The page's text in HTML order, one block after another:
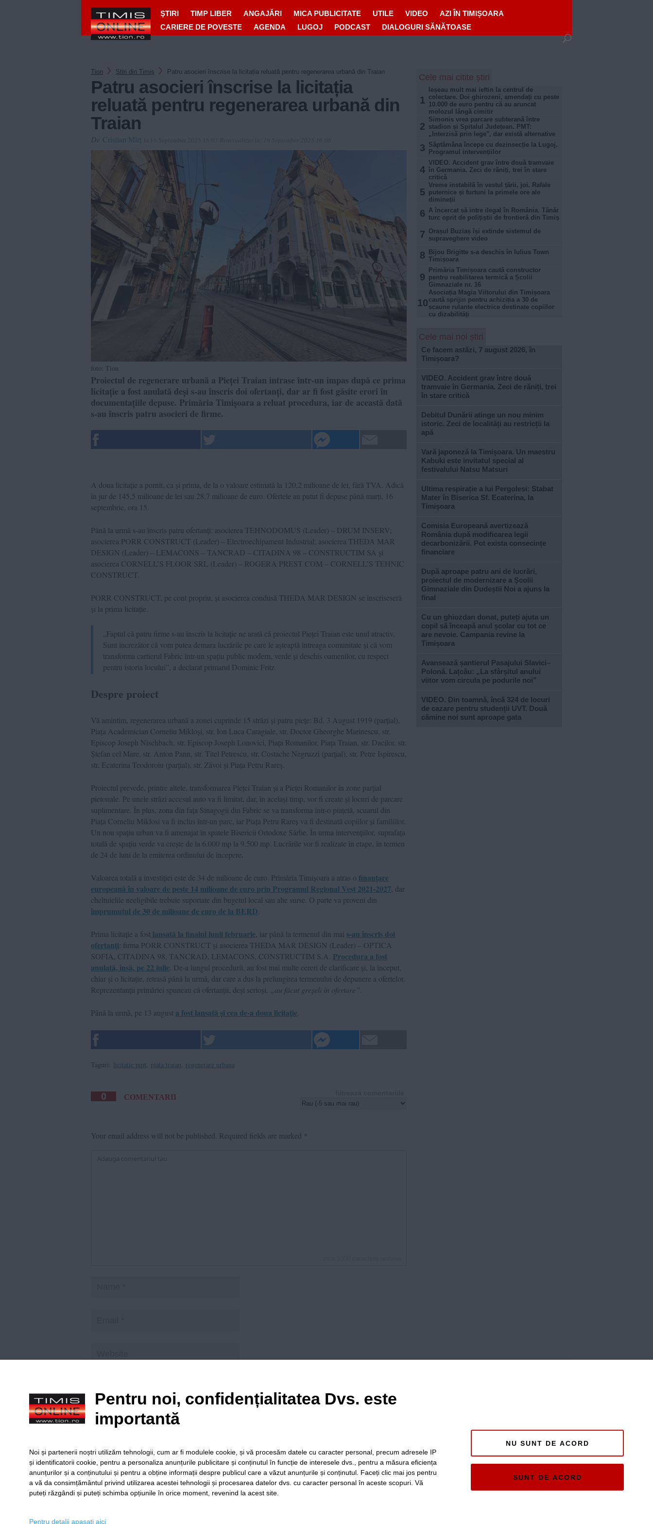
ŞTIRI TIMP LIBER ANGAJĂRI MICA PUBLICITATE UTILE VIDEO
AZI ÎN TIMIȘOARA
CARIERE DE POVESTE
AGENDA LUGOJ PODCAST DIALOGURI SĂNĂTOASE
Tion Ştiri din Timiș Patru asocieri înscrise la licitația reluată pentru regenerarea urbană din Traian
Patru asocieri înscrise la licitația
reluată pentru regenerarea urbană din
Traian
Cristian Mîrț
foto: Tion
Proiectul de regenerare urbană a Pieței Traian intrase într-un impas după ce prima
licitație a fost anulată deși s-au înscris doi ofertanți, dar ar fi fost găsite erori în
documentațiile depuse. Primăria Timișoara a reluat procedura, iar de această dată
s-au înscris patru asocieri de firme.
A doua licitație a pornit, ca și prima, de la o valoare estimată la 120,2 milioane de lei, fără TVA. Adică
în jur de 145,5 milioane de lei sau 28,7 milioane de euro. Ofertele au putut fi depuse până marți, 16
septembrie, ora 15.
Până la urmă s-au înscris patru ofertanți: asocierea TEHNODOMUS (Leader) – DRUM INSERV;
asocierea PORR CONSTRUCT (Leader) – Electroechipament Industrial; asocierea THEDA MAR
DESIGN (Leader) – LEMACONS – TANCRAD – CITADINA 98 – CONSTRUCTIM SA și
asocierea CORNELL’S FLOOR SRL (Leader) – ROGERA PREST COM – CORNELL’S TEHNIC
CONSTRUCT.
PORR CONSTRUCT, pe cont propriu, și asocierea condusă THEDA MAR DESIGN se înscriseseră
și la prima licitație.
„Faptul că patru firme s-au înscris la licitație ne arată că proiectul Pieței Traian este unul atractiv.
Sunt încrezător că vom putea demara lucrările pe care le așteaptă întreaga comunitate și că vom
transforma cartierul Fabric într-un spațiu public modern, verde și deschis oamenilor, cu respect
pentru istoria locului”, a declarat primarul Dominic Fritz.
Despre proiect
Vă amintim, regenerarea urbană a zonei cuprinde 15 străzi și patru piețe: Bd. 3 August 1919 (parțial),
Piața Academician Corneliu Mikloși, str. Ion Luca Caragiale, str. Doctor Gheorghe Marinescu, str.
Episcop Joseph Nischbach, str. Episcop Joseph Lonovici, Piața Romanilor, Piața Traian, str. Dacilor, str.
Ștefan cel Mare, str. Anton Pann, str. Titel Petrescu, str. Costache Negruzzi (parțial), str. Petre Ispirescu,
str. Ecaterina Teodoroiu (parțial), str. Zăvoi și Piața Petru Rareș.
Proiectul prevede, printre altele, transformarea Pieței Traian și a Pieței Romanilor în zone parțial
pietonale. Pe unele străzi accesul auto va fi limitat, dar, în același timp, vor fi create și locuri de parcare
suplimentare. În plus, zona din fața Sinagogii din Fabric se va transforma într-o piațetă, scuarul din
Piața Corneliu Miklosi va fi inclus într-un parc, iar Piața Petru Rareș va fi destinată copiilor și familiilor.
Un nou spațiu urban va fi amenajat în spatele Bisericii Ortodoxe Sârbe. În urma intervențiilor, suprafața
totală de spațiu verde va crește de la 6.000 mp la 9.500 mp. Lucrările vor fi realizate în etape, în termen
de 24 de luni de la emiterea ordinului de începere.
Valoarea totală a investiției este de 34 de milioane de euro. Primăria Timișoara a atras o finanțare
europeană în valoare de peste 14 milioane de euro prin Programul Regional Vest 2021-2027 , dar
cheltuielile neeligibile trebuie suportate din bugetul local sau alte surse. O parte va proveni din
împrumutul de 30 de milioane de euro de la BERD
Prima licitație a fost lansată la finalul lunii februarie , iar până la termenul din mai s-au înscris doi
ofertanți: firma PORR CONSTRUCT și asocierea THEDA MAR DESIGN (Leader) – OPTICA
SOFIA, CITADINA 98, TANCRAD, LEMACONS, CONSTRUCTIM S.A. Procedura a fost
anulată, însă, pe 22 iulie . De-a lungul procedurii, au fost mai multe cereri de clarificare și, la început,
chiar și o licitație, retrasă până la urmă, dar care a dus la prelungirea termenului de depunere a ofertelor.
Reprezentanții primăriei spuneau că ofertanții, deși serioși, „au făcut greșeli în ofertare”
Până la urmă, pe 13 august a fost lansată și cea de-a doua licitație
Taguri: licitatie pmt piata traian regenerare urbana
0 COMENTARII
Your email address will not be published. Required fields are marked *
Cele mai citite știri
1
Ieșeau mult mai ieftin la centrul de
colectare. Doi ghirozeni, amendați cu peste
10.000 de euro pentru că au aruncat
molozul lângă cimitir
2
Simonis vrea parcare subterană între
stadion și Spitalul Județean. PMT:
„Interzisă prin lege", dar există alternative
3 Săptămâna începe cu dezinsecție la Lugoj.
Programul intervențiilor
4
VIDEO. Accident grav între două tramvaie
în Germania. Zeci de răniți, trei în stare
critică
5
Vreme instabilă în vestul țării, joi. Rafale
puternice și furtuni la primele ore ale
dimineții
6 A încercat să intre ilegal în România. Tânăr
turc oprit de polițiștii de frontieră din Timiș
7 Orașul Buziaș își extinde sistemul de
supraveghere video
8
Bijou Brigitte s-a deschis în Iulius Town
Timișoara
9
Primăria Timișoara caută constructor
pentru reabilitarea termică a Școlii
Gimnaziale nr. 16
10
Asociația Magia Viitorului din Timișoara
caută sprijin pentru achiziția a 30 de
scaune rulante electrice destinate copiilor
cu dizabilități
Cele mai noi știri
Ce facem astăzi, 7 august 2026, în
Timișoara?
VIDEO. Accident grav între două
tramvaie în Germania. Zeci de răniți, trei
în stare critică
Debitul Dunării atinge un nou minim
istoric. Zeci de localități au restricții la
apă
Vară japoneză la Timișoara. Un maestru
Kabuki este invitatul special al
festivalului Natsu Matsuri
Ultima respirație a lui Pergolesi: Stabat
Mater în Biserica Sf. Ecaterina, la
Timișoara
Comisia Europeană avertizează
România după modificarea legii
decarbonizării. Pot exista consecințe
financiare
După aproape patru ani de lucrări,
proiectul de modernizare a Școlii
Gimnaziale din Dudeștii Noi a ajuns la
final
Cu un ghiozdan donat, puteți ajuta un
copil să înceapă anul școlar cu tot ce
are nevoie. Campania revine la
Timișoara
Avansează șantierul Pasajului Slavici–
Polonă. Lațcău: „La sfârșitul anului
viitor vom circula pe podurile noi”
VIDEO. Din toamnă, încă 324 de locuri
de cazare pentru studenții UVT. Două
cămine noi sunt aproape gata
SERVICII Redactia
Folosinta
Termeni si
Pentru noi, confidențialitatea Dvs. este
importantă
Noi și partenerii noștri utilizăm tehnologii, cum ar fi modulele cookie, și vă procesăm datele cu caracter personal, precum adresele IP
și identificatorii cookie, pentru a personaliza anunțurile publicitare și conținutul în funcție de interesele dvs., pentru a măsura eficiența
anunțurilor și a conținutului și pentru a obține informații despre publicul care a văzut anunțurile și conținutul. Faceți clic mai jos pentru
a vă da consimțământul privind utilizarea acestei tehnologii și procesarea datelor dvs. cu caracter personal în aceste scopuri. Vă
puteți răzgândi și puteți schimba opțiunile în orice moment, revenind la acest site.
Pentru detalii apasati aici
NU SUNT DE ACORD
SUNT DE ACORD